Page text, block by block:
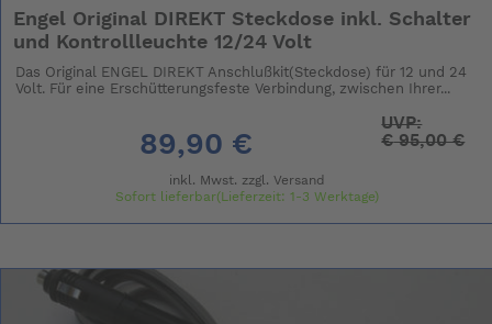
Engel Original DIREKT Steckdose inkl. Schalter
und Kontrollleuchte 12/24 Volt
Das Original ENGEL DIREKT Anschlußkit(Steckdose) für 12 und 24
Volt. Für eine Erschütterungsfeste Verbindung, zwischen Ihrer...
89,90 €
UVP:
€95,00 €
inkl. Mwst. zzgl. Versand
Sofort lieferbar(Lieferzeit: 1-3 Werktage)